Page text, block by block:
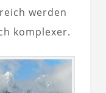
werden
komplexer.